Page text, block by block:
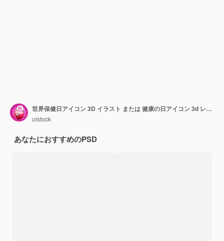
世界保健日アイコン 3D イラスト または 健康の日アイコン 3d レンダー または 健康日 アプリ アイコン 3D レンダー
uistock
あなたにおすすめのPSD